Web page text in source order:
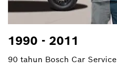
1990 - 2011
90 tahun Bosch Car Service